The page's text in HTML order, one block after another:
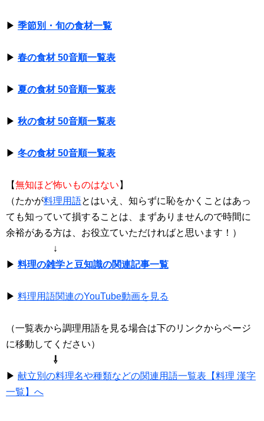
▶ 季節別・旬の食材一覧
▶ 春の食材 50音順一覧表
▶ 夏の食材 50音順一覧表
▶ 秋の食材 50音順一覧表
▶ 冬の食材 50音順一覧表
【無知ほど怖いものはない 】
（たかが料理用語とはいえ、知らずに恥をかくことはあっ
ても知っていて損することは、まずありませんので時間に
余裕がある方は、お役立ていただければと思います！）
↓
▶ 料理の雑学と豆知識の関連記事一覧
▶ 料理用語関連のYouTube動画を見る
（一覧表から調理用語を見る場合は下のリンクからページ
に移動してください）
⇩
▶ 献立別の料理名や種類などの関連用語一覧表【料理 漢字
一覧】へ